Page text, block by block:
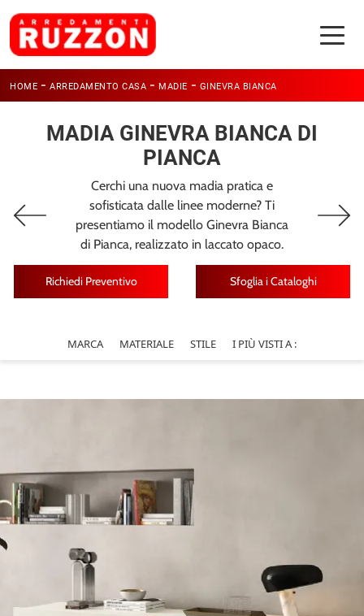
HOME - ARREDAMENTO CASA - MADIE - GINEVRA BIANCA
MADIA GINEVRA BIANCA DI
PIANCA
Cerchi una nuova madia pratica e
sofisticata dalle linee moderne? Ti
presentiamo il modello Ginevra Bianca
di Pianca, realizzato in laccato opaco.
Richiedi Preventivo Sfoglia i Cataloghi
MARCA MATERIALE STILE I PIÙ VISTI A :